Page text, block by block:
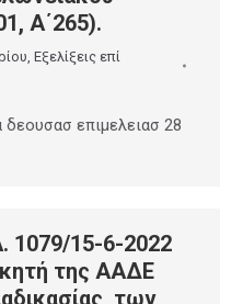
Α΄265).
, Εξελίξεις επί
επιμελειασ 28
1079/15-6-2022
της ΑΑΔΕ
των